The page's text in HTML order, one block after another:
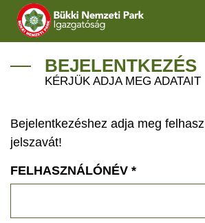
IGAZGATÓSÁG
VÍZVÉDELEM
ÖKOTURIZMUS
BEJELENTKEZÉS
KÉRJÜK ADJA MEG ADATAIT
Bejelentkezéshez adja meg
jelszavát!
FELHASZNÁLÓNÉV *